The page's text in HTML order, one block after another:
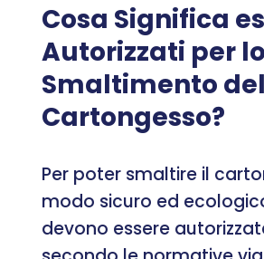
Cosa Significa
Autorizzati per lo
Smaltimento del
Cartongesso?
Per poter smaltire il
modo sicuro ed
devono essere